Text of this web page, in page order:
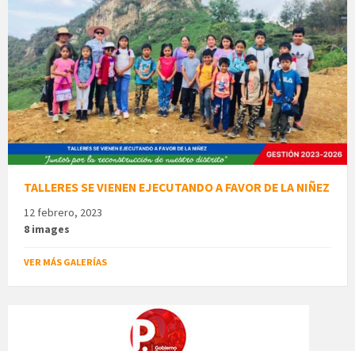
TALLERES SE VIENEN EJECUTANDO A FAVOR DE LA NIÑEZ
12 febrero, 2023
8 images
VER MÁS GALERÍAS